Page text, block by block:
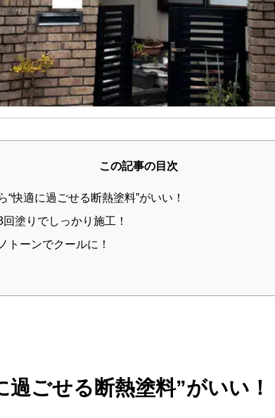
この記事の目次
“快適に過ごせる断熱塗料”がいい！
塗りでしっかり施工！
トーンでクールに！
ごせる断熱塗料”がいい！